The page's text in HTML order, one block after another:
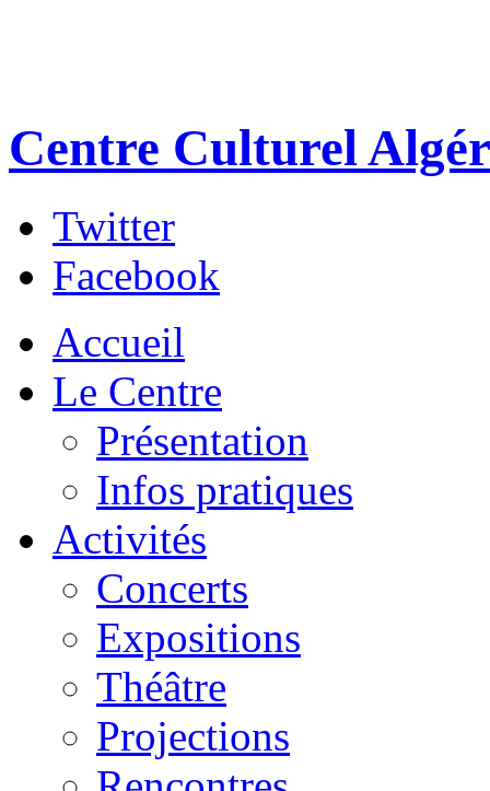
Centre Culturel
Twitter
Facebook
Accueil
Le Centre
Présentation
Infos pratiques
Activités
Concerts
Expositions
Théâtre
Projections